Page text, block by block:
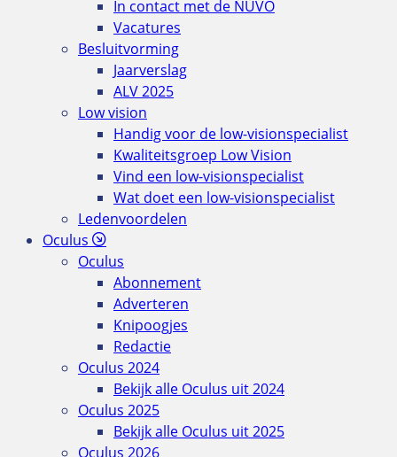
In contact met de NUVO
Vacatures
Besluitvorming
Jaarverslag
ALV 2025
Low vision
Handig voor de low-visionspecialist
Kwaliteitsgroep Low Vision
Vind een low-visionspecialist
Wat doet een low-visionspecialist
Ledenvoordelen
Oculus
Oculus
Abonnement
Adverteren
Knipoogjes
Redactie
Oculus 2024
Bekijk alle Oculus uit 2024
Oculus 2025
Bekijk alle Oculus uit 2025
Oculus 2026